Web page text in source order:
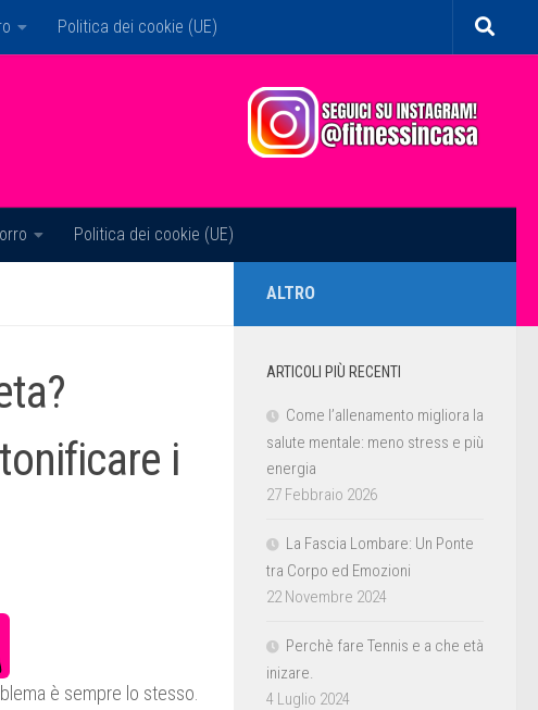
Politica dei cookie (UE)
Politica dei cookie (UE)
i
è sempre lo stesso.
ALTRO
ARTICOLI PIÙ RECENTI
Come l’allenamento migliora la
salute mentale: meno stress e più
energia
27 Febbraio 2026
La Fascia Lombare: Un Ponte
tra Corpo ed Emozioni
22 Novembre 2024
Perchè fare Tennis e a che età
inizare.
4 Luglio 2024